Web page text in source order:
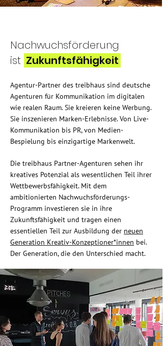
Nachwuchsförderung
ist Zukunftsfähigkeit
Agentur-Partner des treibhaus sind deutsche
Agenturen für Kommunikation im digitalen
wie realen Raum. Sie kreieren keine Werbung.
Sie inszenieren Marken-Erlebnisse. Von Live-
Kommunikation bis PR, von Medien-
Bespielung bis einzigartige Markenwelt.
Die treibhaus Partner-Agenturen sehen ihr
kreatives Potenzial als wesentlichen Teil ihrer
Wettbewerbsfähigkeit. Mit dem
ambitionierten Nachwuchsförderungs-
Programm investieren sie in ihre
Zukunftsfähigkeit und tragen einen
essentiellen Teil zur Ausbildung der neuen
Generation Kreativ-Konzeptioner*innen bei.
Der Generation, die den Unterschied macht.